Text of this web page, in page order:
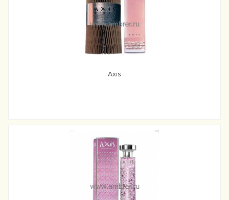
Axis